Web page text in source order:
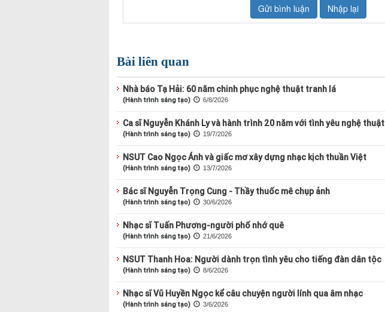
Bài liên quan
Nhà báo Tạ Hải: 60 năm chinh phục nghệ thuật tranh lá
(Hành trình sáng tạo) 6/8/2026
Ca sĩ Nguyễn Khánh Ly và hành trình 20 năm với tình yêu nghệ thuật
(Hành trình sáng tạo) 19/7/2026
NSUT Cao Ngọc Ánh và giấc mơ xây dựng nhạc kịch thuần Việt
(Hành trình sáng tạo) 13/7/2026
Bác sĩ Nguyễn Trọng Cung - Thầy thuốc mê chụp ảnh
(Hành trình sáng tạo) 30/6/2026
Nhạc sĩ Tuấn Phương-người phố nhớ quê
(Hành trình sáng tạo) 21/6/2026
NSUT Thanh Hoa: Người dành trọn tình yêu cho tiếng đàn dân tộc
(Hành trình sáng tạo) 8/6/2026
Nhạc sĩ Vũ Huyền Ngọc kể câu chuyện người lính qua âm nhạc
(Hành trình sáng tạo) 3/6/2026